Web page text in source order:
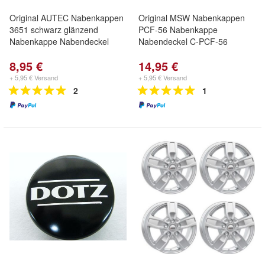
Original AUTEC Nabenkappen
3651 schwarz glänzend
Nabenkappe Nabendeckel
8,95 €
+ 5,95 € Versand
2
Original MSW Nabenkappen
PCF-56 Nabenkappe
Nabendeckel C-PCF-56
14,95 €
+ 5,95 € Versand
1